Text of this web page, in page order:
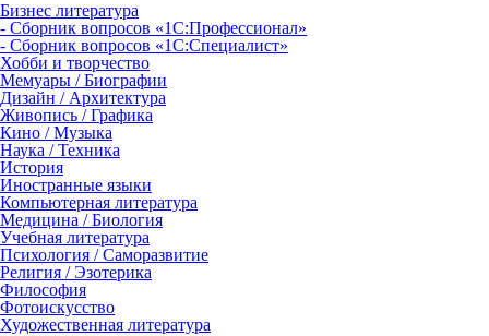
Бизнес литература
- Сборник вопросов «1С:Профессионал»
- Сборник вопросов «1С:Специалист»
Хобби и творчество
Мемуары / Биографии
Дизайн / Архитектура
Живопись / Графика
Кино / Музыка
Наука / Техника
История
Иностранные языки
Компьютерная литература
Медицина / Биология
Учебная литература
Психология / Саморазвитие
Религия / Эзотерика
Философия
Фотоискусство
Художественная литература